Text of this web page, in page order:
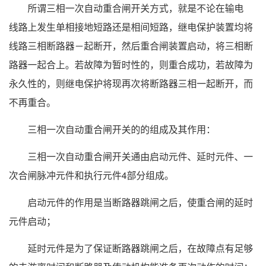
所谓三相一次自动重合闸开关方式，就是不论在输电
线路上发生单相接地短路还是相间短路，继电保护装置均将
线路三相断路器－起断开，然后重合闸装置启动，将三相断
路器一起合上。若故障为暂时性的，则重合成功，若故障为
永久性的，则继电保护将现再次将断路器三相一起断开，而
不再重合。
三相一次自动重合闸开关的的组成及其作用：
三相一次自动重合闸开关通由启动元件、延时元件、一
次合闸脉冲元件和执行元件4部分组成。
启动元件的作用是当断路器跳闸之后，使重合闸的延时
元件启动；
延时元件是为了保证断路器跳闸之后，在故障点有足够